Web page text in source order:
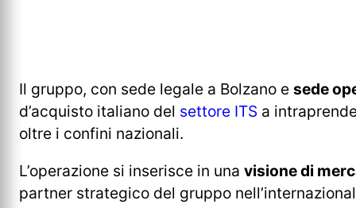
Il gruppo, con sede legale a Bolzano e sede
d’acquisto italiano del settore ITS a
oltre i confini nazionali.
L’operazione si inserisce in una visione di
partner strategico del gruppo